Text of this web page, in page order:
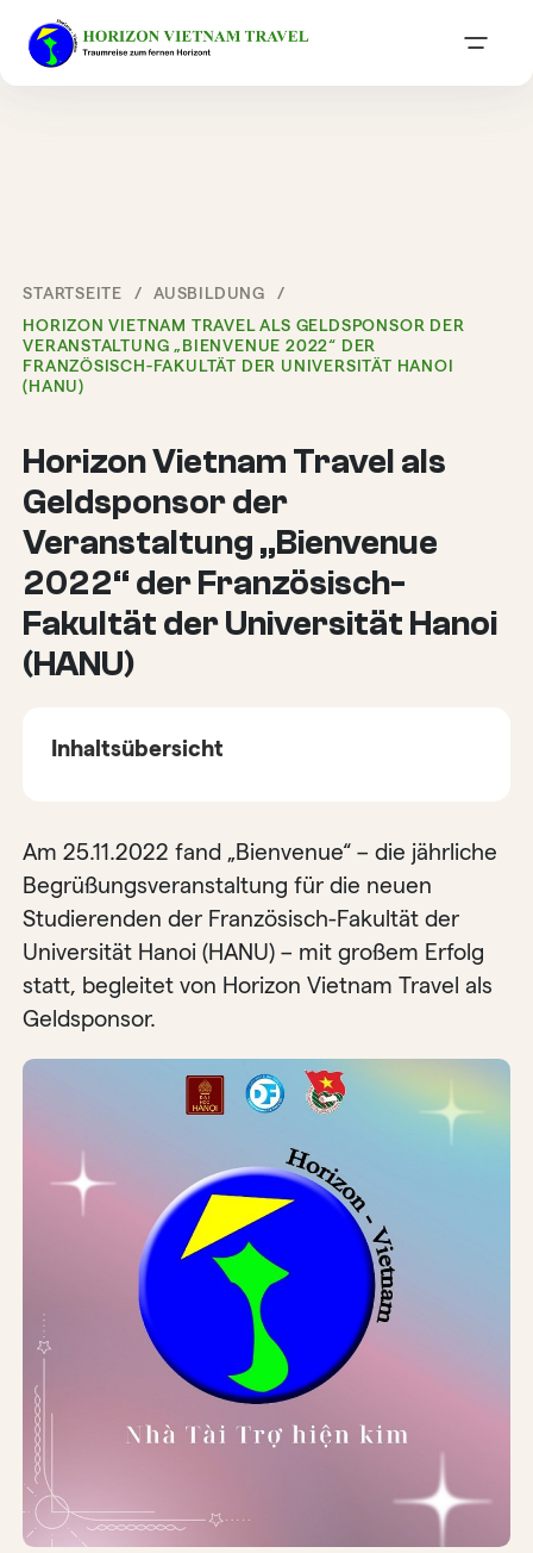
STARTSEITE
AUSBILDUNG
HORIZON VIETNAM TRAVEL ALS GELDSPONSOR DER
VERANSTALTUNG „BIENVENUE 2022“ DER
FRANZÖSISCH-FAKULTÄT DER UNIVERSITÄT HANOI
(HANU)
Horizon Vietnam Travel als
Geldsponsor der
Veranstaltung „Bienvenue
2022“ der Französisch-
Fakultät der Universität Hanoi
(HANU)
Inhaltsübersicht
Am 25.11.2022 fand „Bienvenue“ – die jährliche
Begrüßungsveranstaltung für die neuen
Studierenden der Französisch-Fakultät der
Universität Hanoi (HANU) – mit großem Erfolg
statt, begleitet von Horizon Vietnam Travel als
Geldsponsor.